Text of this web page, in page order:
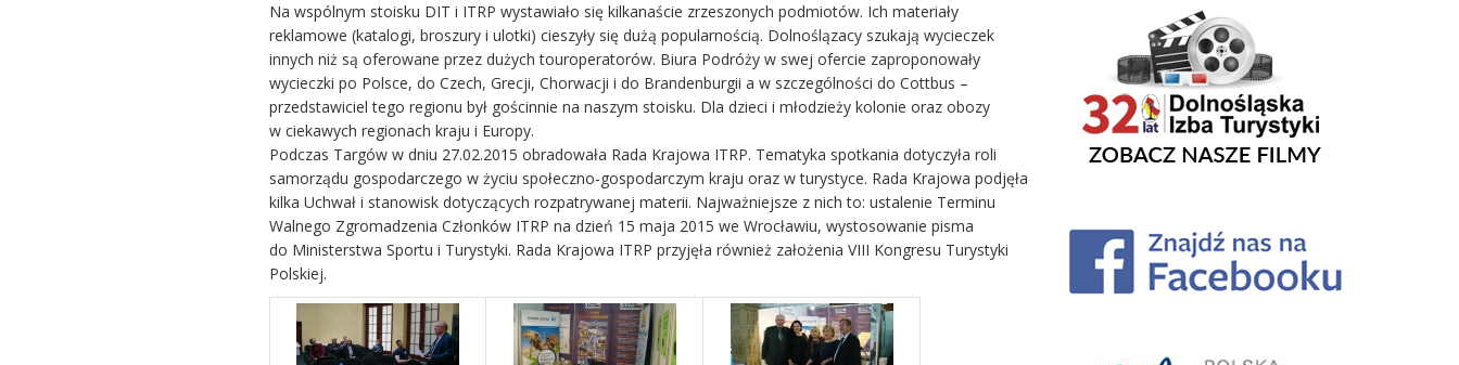
Na wspólnym stoisku DIT i ITRP wystawiało się kilkanaście zrzeszonych podmiotów. Ich materiały
reklamowe (katalogi, broszury i ulotki) cieszyły się dużą popularnością. Dolnoślązacy szukają wycieczek
innych niż są oferowane przez dużych touroperatorów. Biura Podróży w swej ofercie zaproponowały
wycieczki po Polsce, do Czech, Grecji, Chorwacji i do Brandenburgii a w szczególności do Cottbus –
przedstawiciel tego regionu był gościnnie na naszym stoisku. Dla dzieci i młodzieży kolonie oraz obozy
w ciekawych regionach kraju i Europy.
Podczas Targów w dniu 27.02.2015 obradowała Rada Krajowa ITRP. Tematyka spotkania dotyczyła roli
samorządu gospodarczego w życiu społeczno-gospodarczym kraju oraz w turystyce. Rada Krajowa podjęła
kilka Uchwał i stanowisk dotyczących rozpatrywanej materii. Najważniejsze z nich to: ustalenie Terminu
Walnego Zgromadzenia Członków ITRP na dzień 15 maja 2015 we Wrocławiu, wystosowanie pisma
do Ministerstwa Sportu i Turystyki. Rada Krajowa ITRP przyjęła również założenia VIII Kongresu Turystyki
Polskiej.